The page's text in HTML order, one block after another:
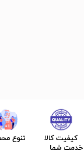
خدمت شما
کیفیت کالا تنوع